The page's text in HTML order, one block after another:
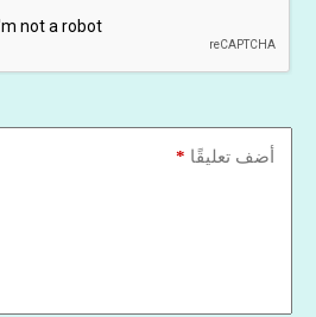
أضف تعليقًا *